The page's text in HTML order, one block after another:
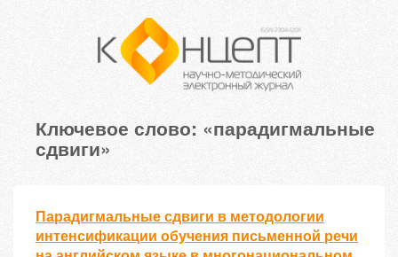
Ключевое слово: «парадигмальные
сдвиги»
Парадигмальные сдвиги в методологии
интенсификации обучения письменной речи